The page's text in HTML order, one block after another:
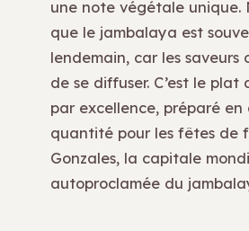
une note végétale unique.
que le jambalaya est
lendemain, car les saveurs
de se diffuser. C’est le
par excellence, préparé
quantité pour les fêtes de
Gonzales, la capitale
autoproclamée du